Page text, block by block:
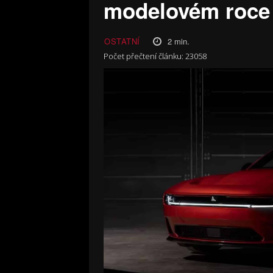
modelovém
OSTATNÍ 2min.
Počet přečtení článku: 23058